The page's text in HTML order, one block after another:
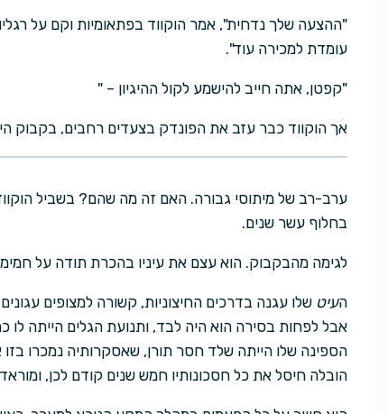
"ההצעה שלך נדחית", אמר הוקווד בפתאומיות וקם על
עומדת למכירה עוד".
"קפטן, אתה חייב להישמע לקול ההיגיון – "
אך הוקווד כבר עזב את הפונדק בצעדים רחבים, בקבוק
ערב-רב של מיתוסי גבורה. האם זה מה שהם? בשביל
בחלוף עשר שנים.
לגימה מהבקבוק. הוא עצם את עיניו בהכרת תודה על
העיט שלו עגנה בדרכים החיצוניות, קשורה למצופים
אבל לפחות בסירה הוא היה לבד, ותנועת הגלים הייתה
הספינה שלו הייתה שלד חסר תורן, שאסקרותיה נמכרו
הובלה חיסל את כל חסכונותיו חמש שנים קודם לכן,